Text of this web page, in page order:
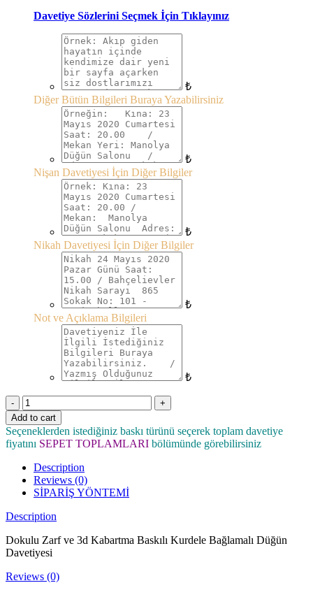
Davetiye Sözlerini Seçmek İçin Tıklayınız
₺
Diğer Bütün Bilgileri Buraya Yazabilirsiniz
₺
Nişan Davetiyesi İçin Diğer Bilgiler
₺
Nikah Davetiyesi İçin Diğer Bilgiler
₺
Not ve Açıklama Bilgileri
₺
Quantity
Add to cart
Seçeneklerden istediğiniz baskı türünü seçerek toplam davetiye
fiyatını SEPET TOPLAMLARI bölümünde görebilirsiniz
Description
Reviews (0)
SİPARİŞ YÖNTEMİ
Description
Dokulu Zarf ve 3d Kabartma Baskılı Kurdele Bağlamalı Düğün
Davetiyesi
Reviews (0)